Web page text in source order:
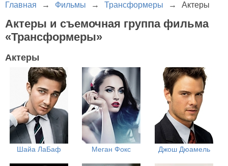
Главная → Фильмы → Трансформеры → Актеры
Актеры и съемочная группа фильма
«Трансформеры»
Актеры
Шайа ЛаБаф Меган Фокс Джош Дюамель